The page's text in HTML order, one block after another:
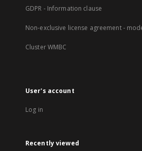
GDPR - Information clause
Non-exclusive license agreement -
Cluster WMBC
User's account
Log in
Recently viewed